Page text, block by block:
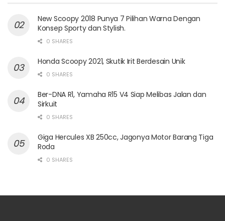
New Scoopy 2018 Punya 7 Pilihan Warna Dengan
Konsep Sporty dan Stylish.
0 SHARES
Honda Scoopy 2021, Skutik Irit Berdesain Unik
0 SHARES
Ber-DNA R1, Yamaha R15 V4 Siap Melibas Jalan dan
Sirkuit
0 SHARES
Giga Hercules XB 250cc, Jagonya Motor Barang Tiga
Roda
0 SHARES